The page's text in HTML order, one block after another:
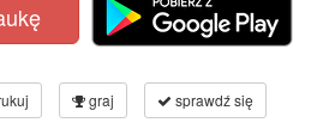
graj sprawdź się